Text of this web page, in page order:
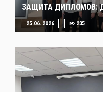
ЗАЩИТА ДИПЛОМОВ:
25.06. 2026 235